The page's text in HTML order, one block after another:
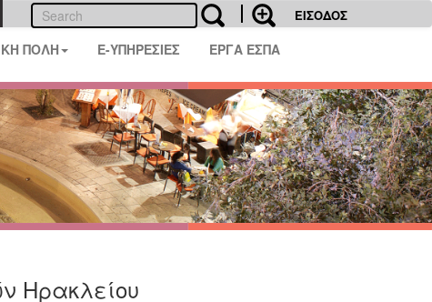
ΕΙΣΟΔΟΣ
ΠΟΛΗ E-ΥΠΗΡΕΣΙΕΣ ΕΡΓΑ ΕΣΠΑ
Ηρακλείου